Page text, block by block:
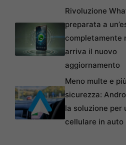
Rivoluzione
preparata a
completamente
arriva il nuovo
aggiornamento
Meno multe e più
sicurezza:
la soluzione per
cellulare in auto